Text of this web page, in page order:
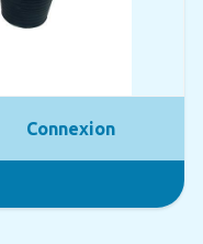
Connexion